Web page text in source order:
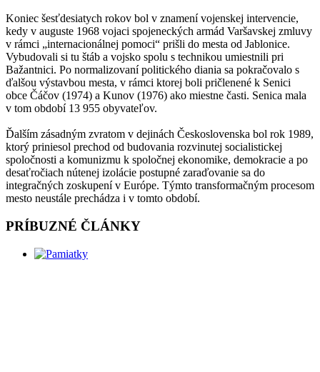
Koniec šesťdesiatych rokov bol v znamení vojenskej intervencie,
kedy v auguste 1968 vojaci spojeneckých armád Varšavskej zmluvy
v rámci „internacionálnej pomoci“ prišli do mesta od Jablonice.
Vybudovali si tu štáb a vojsko spolu s technikou umiestnili pri
Bažantnici. Po normalizovaní politického diania sa pokračovalo s
ďalšou výstavbou mesta, v rámci ktorej boli pričlenené k Senici
obce Čáčov (1974) a Kunov (1976) ako miestne časti. Senica mala
v tom období 13 955 obyvateľov.
Ďalším zásadným zvratom v dejinách Československa bol rok 1989,
ktorý priniesol prechod od budovania rozvinutej socialistickej
spoločnosti a komunizmu k spoločnej ekonomike, demokracie a po
desaťročiach nútenej izolácie postupné zaraďovanie sa do
integračných zoskupení v Európe. Týmto transformačným procesom
mesto neustále prechádza i v tomto období.
PRÍBUZNÉ ČLÁNKY